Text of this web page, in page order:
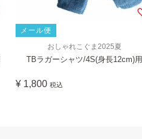
メール便
おしゃれこぐま2025夏
TBラガーシャツ/4S(身長12cm)用
¥ 1,800 税込